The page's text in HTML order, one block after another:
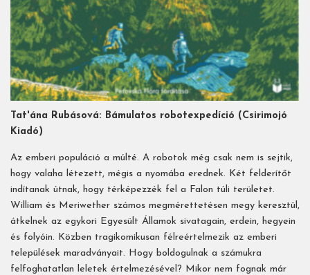
Tat'ána Rubásová: Bámulatos robotexpedíció (Csirimojó
Kiadó)
Az emberi populáció a múlté. A robotok még csak nem is sejtik,
hogy valaha létezett, mégis a nyomába erednek. Két felderítőt
indítanak útnak, hogy térképezzék fel a Falon túli területet.
William és Meriwether számos megmérettetésen megy keresztül,
átkelnek az egykori Egyesült Államok sivatagain, erdein, hegyein
és folyóin. Közben tragikomikusan félreértelmezik az emberi
települések maradványait. Hogy boldogulnak a számukra
felfoghatatlan leletek értelmezésével? Mikor nem fognak már